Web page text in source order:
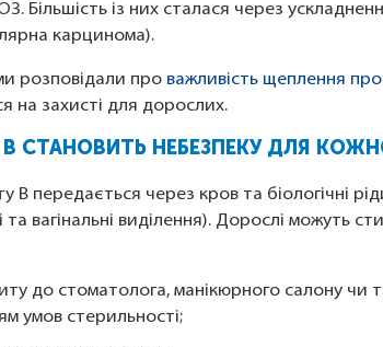
Більшість із них сталася через
карцинома).
розповідали про важливість щеплення
на захисті для дорослих.
B СТАНОВИТЬ НЕБЕЗПЕКУ ДЛЯ
B передається через кров та біологічні
та вагінальні виділення). Дорослі можуть
до стоматолога, манікюрного салону чи
умов стерильності;